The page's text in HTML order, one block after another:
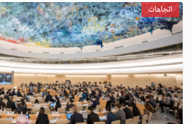
اتجاهات